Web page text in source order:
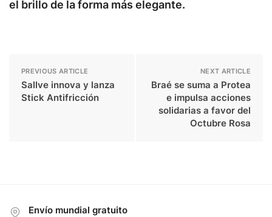
el brillo de la forma más elegante.
PREVIOUS ARTICLE
Sallve innova y lanza
Stick Antifricción
NEXT ARTICLE
Braé se suma a Protea
e impulsa acciones
solidarias a favor del
Octubre Rosa
Envío mundial gratuito